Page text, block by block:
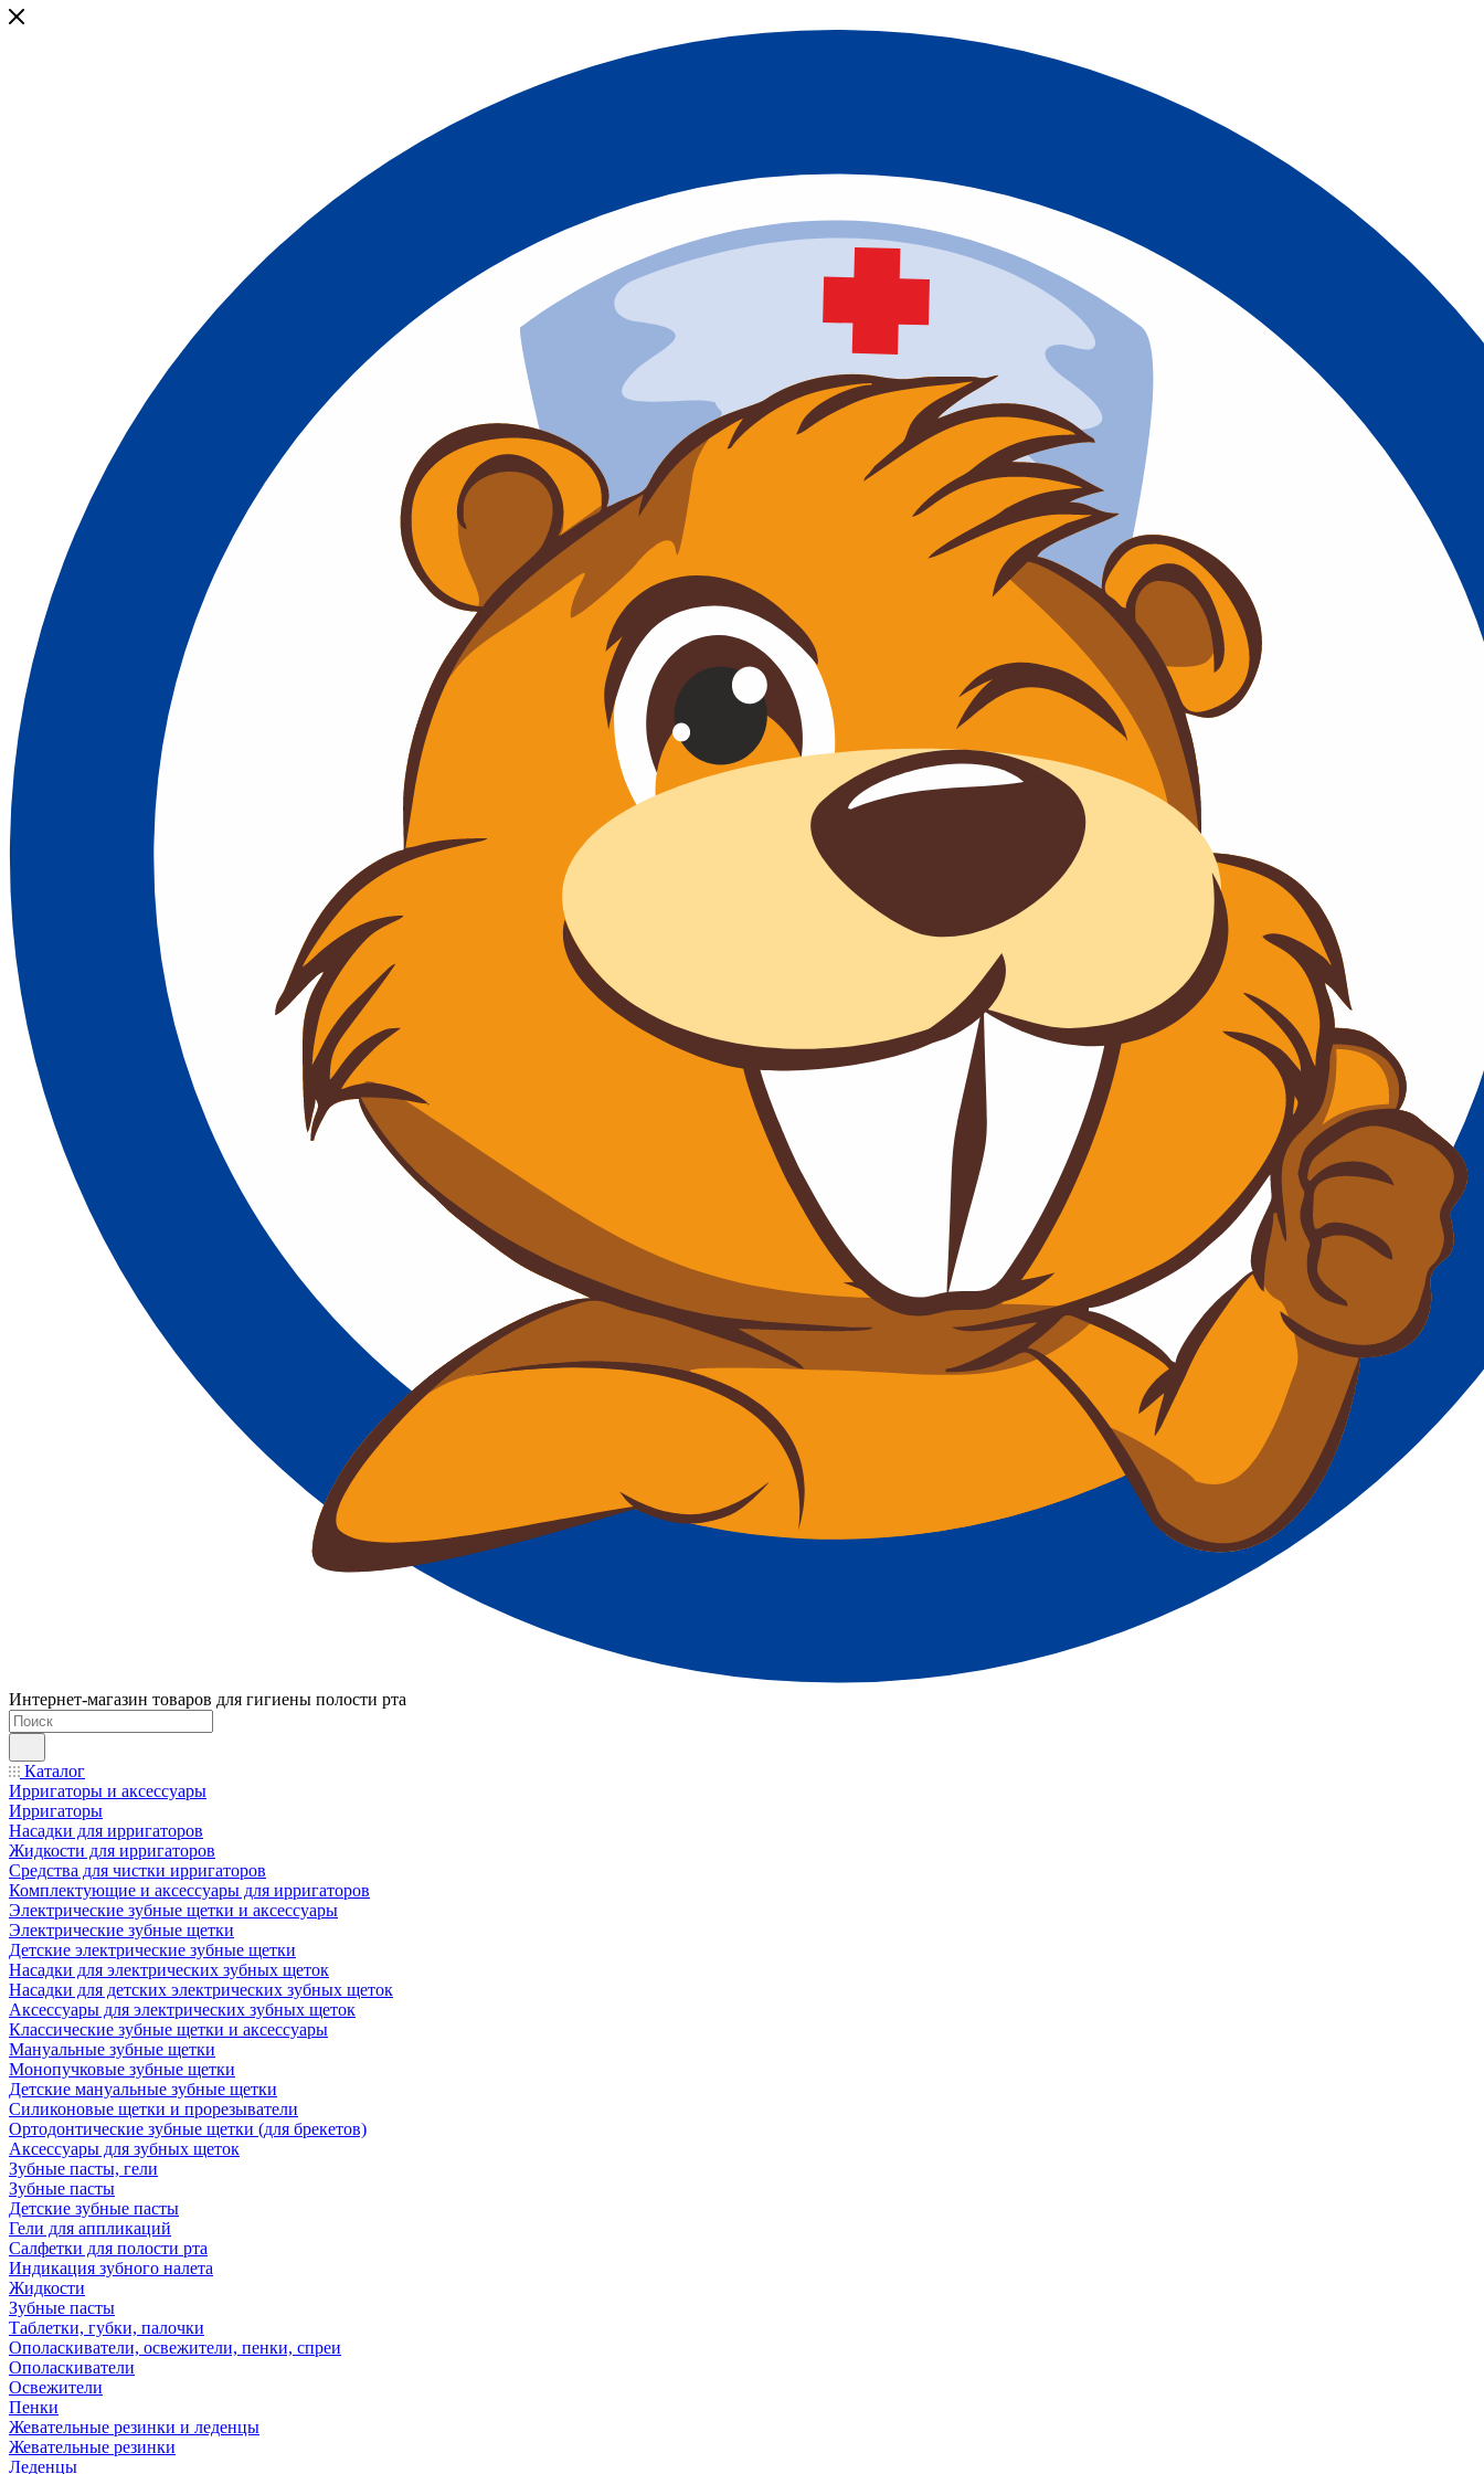
Интернет-магазин товаров для гигиены полости рта
Каталог
Ирригаторы и аксессуары
Ирригаторы
Насадки для ирригаторов
Жидкости для ирригаторов
Средства для чистки ирригаторов
Комплектующие и аксессуары для ирригаторов
Электрические зубные щетки и аксессуары
Электрические зубные щетки
Детские электрические зубные щетки
Насадки для электрических зубных щеток
Насадки для детских электрических зубных щеток
Аксессуары для электрических зубных щеток
Классические зубные щетки и аксессуары
Мануальные зубные щетки
Монопучковые зубные щетки
Детские мануальные зубные щетки
Силиконовые щетки и прорезыватели
Ортодонтические зубные щетки (для брекетов)
Аксессуары для зубных щеток
Зубные пасты, гели
Зубные пасты
Детские зубные пасты
Гели для аппликаций
Салфетки для полости рта
Индикация зубного налета
Жидкости
Зубные пасты
Таблетки, губки, палочки
Ополаскиватели, освежители, пенки, спреи
Ополаскиватели
Освежители
Пенки
Жевательные резинки и леденцы
Жевательные резинки
Леденцы